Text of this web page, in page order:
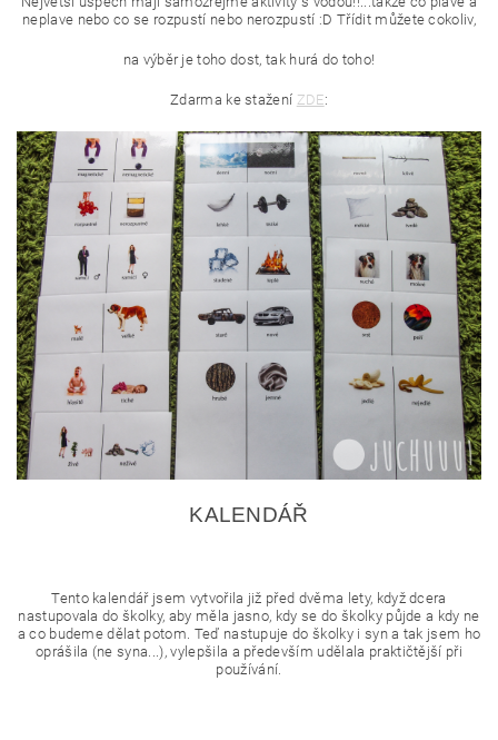
neplave nebo co se rozpustí nebo nerozpustí :D Třídit můžete cokoliv,
na výběr je toho dost, tak hurá do toho!
Zdarma ke stažení ZDE:
KALENDÁŘ
Tento kalendář jsem vytvořila již před dvěma lety, když dcera
nastupovala do školky, aby měla jasno, kdy se do školky půjde a kdy ne
a co budeme dělat potom. Teď nastupuje do školky i syn a tak jsem ho
oprášila (ne syna...), vylepšila a především udělala praktičtější při
používání.